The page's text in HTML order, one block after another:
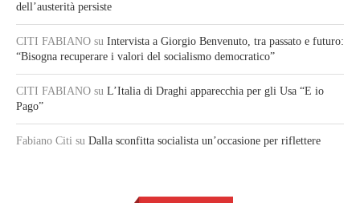
dell’austerità persiste
CITI FABIANO su Intervista a Giorgio Benvenuto, tra passato e futuro:
“Bisogna recuperare i valori del socialismo democratico”
CITI FABIANO su L’Italia di Draghi apparecchia per gli Usa “E io
Pago”
Fabiano Citi su Dalla sconfitta socialista un’occasione per riflettere